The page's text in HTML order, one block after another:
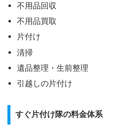
不用品回収
不用品買取
片付け
清掃
遺品整理・生前整理
引越しの片付け
すぐ片付け隊の料金体系